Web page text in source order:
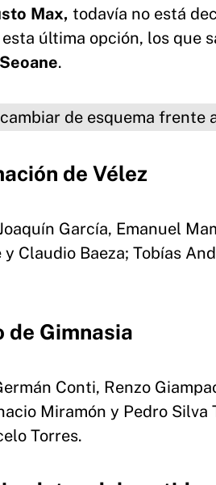
Max, todavía no está
última opción, los que
Seoane.
de Vélez
García, Emanuel
Claudio Baeza; Tobías
de Gimnasia
Conti, Renzo
Miramón y Pedro
Torres.